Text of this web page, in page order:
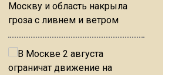
Москву и область накрыла
гроза с ливнем и ветром